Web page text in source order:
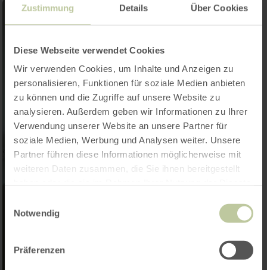
Zustimmung Details Über Cookies
Diese Webseite verwendet Cookies
Wir verwenden Cookies, um Inhalte und Anzeigen zu
personalisieren, Funktionen für soziale Medien anbieten
zu können und die Zugriffe auf unsere Website zu
analysieren. Außerdem geben wir Informationen zu Ihrer
Verwendung unserer Website an unsere Partner für
soziale Medien, Werbung und Analysen weiter. Unsere
Partner führen diese Informationen möglicherweise mit
weiteren Daten zusammen, die Sie ihnen bereitgestellt
Notwendig
Präferenzen